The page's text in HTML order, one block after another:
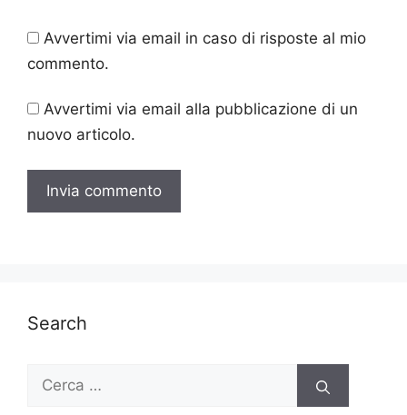
Avvertimi via email in caso di risposte al mio
commento.
Avvertimi via email alla pubblicazione di un
nuovo articolo.
Search
per: